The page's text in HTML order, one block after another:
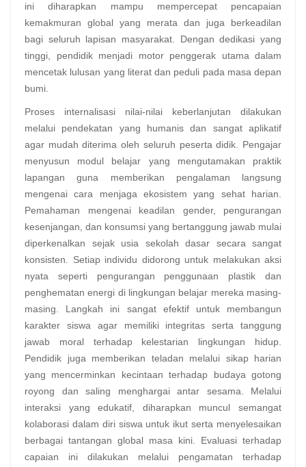
ini diharapkan mampu mempercepat pencapaian
kemakmuran global yang merata dan juga berkeadilan
bagi seluruh lapisan masyarakat. Dengan dedikasi yang
tinggi, pendidik menjadi motor penggerak utama dalam
mencetak lulusan yang literat dan peduli pada masa depan
bumi.
Proses internalisasi nilai-nilai keberlanjutan dilakukan
melalui pendekatan yang humanis dan sangat aplikatif
agar mudah diterima oleh seluruh peserta didik. Pengajar
menyusun modul belajar yang mengutamakan praktik
lapangan guna memberikan pengalaman langsung
mengenai cara menjaga ekosistem yang sehat harian.
Pemahaman mengenai keadilan gender, pengurangan
kesenjangan, dan konsumsi yang bertanggung jawab mulai
diperkenalkan sejak usia sekolah dasar secara sangat
konsisten. Setiap individu didorong untuk melakukan aksi
nyata seperti pengurangan penggunaan plastik dan
penghematan energi di lingkungan belajar mereka masing-
masing. Langkah ini sangat efektif untuk membangun
karakter siswa agar memiliki integritas serta tanggung
jawab moral terhadap kelestarian lingkungan hidup.
Pendidik juga memberikan teladan melalui sikap harian
yang mencerminkan kecintaan terhadap budaya gotong
royong dan saling menghargai antar sesama. Melalui
interaksi yang edukatif, diharapkan muncul semangat
kolaborasi dalam diri siswa untuk ikut serta menyelesaikan
berbagai tantangan global masa kini. Evaluasi terhadap
capaian ini dilakukan melalui pengamatan terhadap